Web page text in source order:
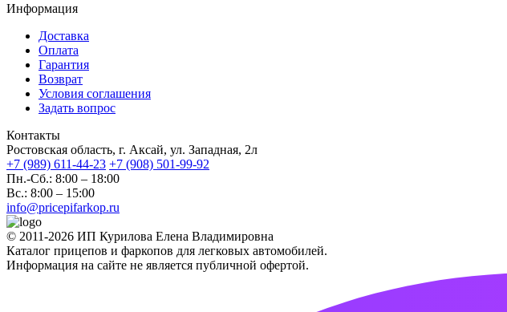
Информация
Доставка
Оплата
Гарантия
Возврат
Условия соглашения
Задать вопрос
Контакты
Ростовская область, г. Аксай, ул. Западная, 2л
+7 (989) 611-44-23 +7 (908) 501-99-92
Пн.-Сб.: 8:00 – 18:00
Вс.: 8:00 – 15:00
info@pricepifarkop.ru
© 2011-2026 ИП Курилова Елена Владимировна
Каталог прицепов и фаркопов для легковых автомобилей.
Информация на сайте не является публичной офертой.